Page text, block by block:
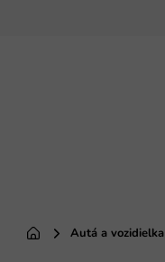
DomovAutá a vozidielka